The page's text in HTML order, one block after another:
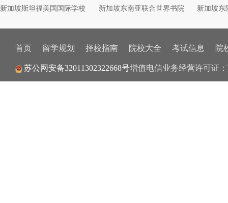
新加坡斯坦福美国国际学校 新加坡东南亚联合世界书院 新加坡东
首页 留学规划 择校指南 院校大全 考试信息 院
苏公网安备32011302322668号增值电信业务经营许可证：